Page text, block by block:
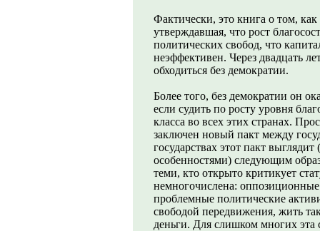
Фактически, это книга о том,
утверждавшая, что рост
политических свобод, что
неэффективен. Через двадцать
обходиться без демократии.
Более того, без демократии он
если судить по росту уровня
класса во всех этих странах.
заключен новый пакт между
государствах этот пакт
особенностями) следующим
теми, кто открыто критикует
немногочислена:
проблемные политические
свободой передвижения, жить
деньги. Для слишком многих эта